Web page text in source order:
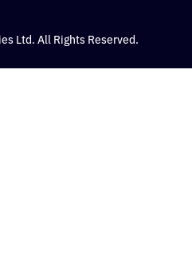
Ltd. All Rights Reserved.